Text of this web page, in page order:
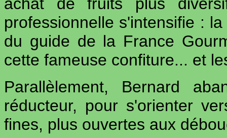
professionnelle s'intensifie :
du guide de la France
cette fameuse confiture... et
Parallèlement, Bernard
réducteur, pour s'orienter
fines, plus ouvertes aux